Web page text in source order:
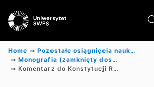
Communities & Collections
Home
Pozostałe osiągnięcia naukowe
Monografia (zamknięty dostęp)
Komentarz do Konstytucji RP. Art. 34, 36, 55